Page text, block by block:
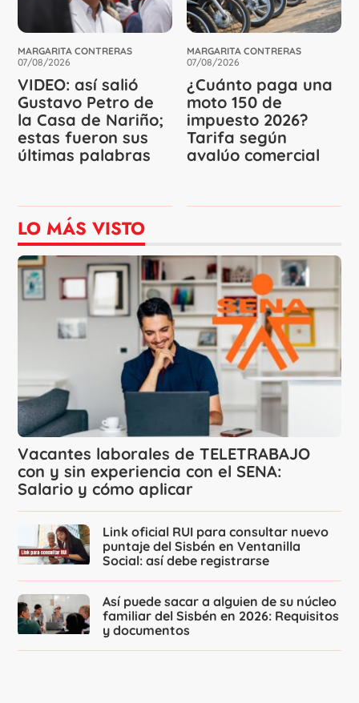
MARGARITA CONTRERAS
07/08/2026
VIDEO: así salió
Gustavo Petro de
la Casa de Nariño;
estas fueron sus
últimas palabras
MARGARITA CONTRERAS
07/08/2026
¿Cuánto paga una
moto 150 de
impuesto 2026?
Tarifa según
avalúo comercial
LO MÁS VISTO
Vacantes laborales de TELETRABAJO
con y sin experiencia con el SENA:
Salario y cómo aplicar
Link oficial RUI para consultar nuevo
puntaje del Sisbén en Ventanilla
Social: así debe registrarse
Así puede sacar a alguien de su núcleo
familiar del Sisbén en 2026: Requisitos
y documentos